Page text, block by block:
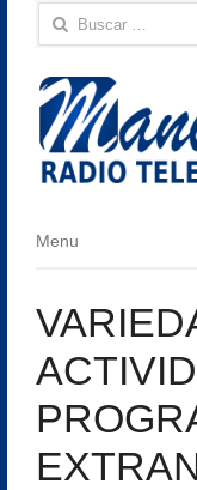
Buscar:
Menu
Menu